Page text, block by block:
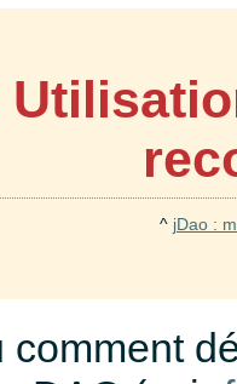
^ jDao :
comment